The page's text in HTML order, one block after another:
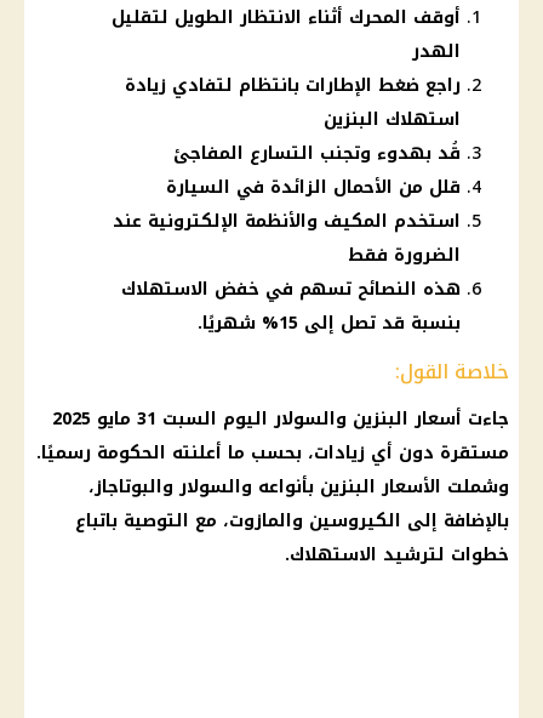
أوقف المحرك أثناء الانتظار الطويل لتقليل
الهدر
راجع ضغط الإطارات بانتظام لتفادي زيادة
استهلاك البنزين
قُد بهدوء وتجنب التسارع المفاجئ
قلل من الأحمال الزائدة في السيارة
استخدم المكيف والأنظمة الإلكترونية عند
الضرورة فقط
هذه النصائح تسهم في خفض الاستهلاك
بنسبة قد تصل إلى 15% شهريًا.
خلاصة القول:
جاءت أسعار البنزين والسولاراليوم السبت 31
مايو 2025
مستقرة دون أي زيادات، بحسب ما أعلنته الحكومة رسميًا.
وشملت الأسعار البنزين بأنواعه والسولاروالبوتاجاز،
بالإضافة إلى الكيروسين والمازوت، مع التوصية باتباع
خطوات لترشيد الاستهلاك.